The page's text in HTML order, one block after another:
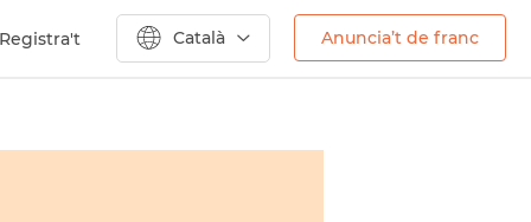
Registra't Català Anuncia’t de franc